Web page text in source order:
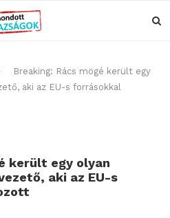
Breaking: Rács mögé került egy
aki az EU-s forrásokkal
került egy olyan
aki az EU-s